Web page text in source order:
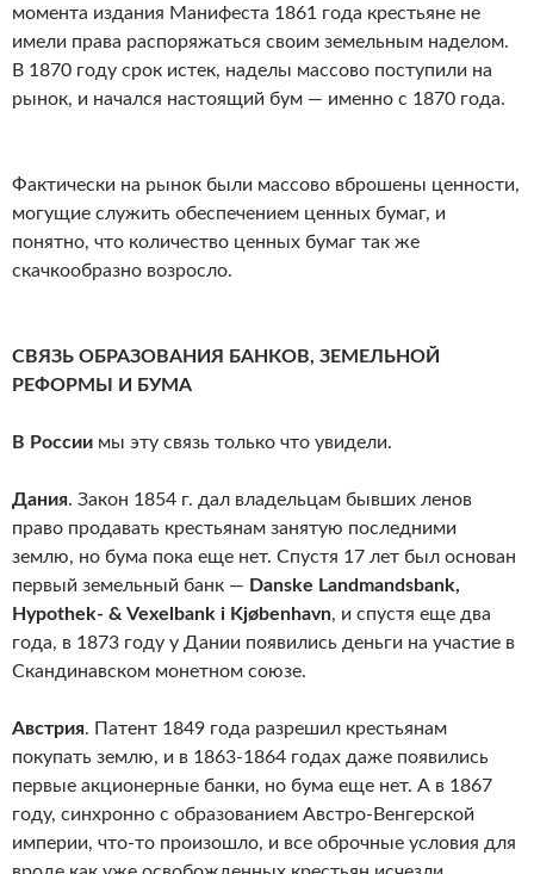
момента издания Манифеста 1861 года крестьяне не
имели права распоряжаться своим земельным наделом.
В 1870 году срок истек, наделы массово поступили на
рынок, и начался настоящий бум — именно с 1870 года.
Фактически на рынок были массово вброшены ценности,
могущие служить обеспечением ценных бумаг, и
понятно, что количество ценных бумаг так же
скачкообразно возросло.
СВЯЗЬ ОБРАЗОВАНИЯ БАНКОВ, ЗЕМЕЛЬНОЙ
РЕФОРМЫ И БУМА
В России мы эту связь только что увидели.
Дания. Закон 1854 г. дал владельцам бывших ленов
право продавать крестьянам занятую последними
землю, но бума пока еще нет. Спустя 17 лет был основан
первый земельный банк — Danske Landmandsbank,
Hypothek- & Vexelbank i Kjøbenhavn, и спустя еще два
года, в 1873 году у Дании появились деньги на участие в
Скандинавском монетном союзе.
Австрия. Патент 1849 года разрешил крестьянам
покупать землю, и в 1863-1864 годах даже появились
первые акционерные банки, но бума еще нет. А в 1867
году, синхронно с образованием Австро-Венгерской
империи, что-то произошло, и все оброчные условия для